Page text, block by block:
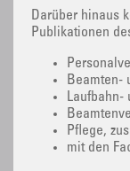
Darüber hinaus
Publikationen
Beamten-
Laufbahn-
Pflege,
mit den